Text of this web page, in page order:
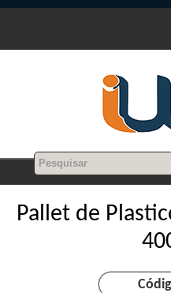
Pallet de